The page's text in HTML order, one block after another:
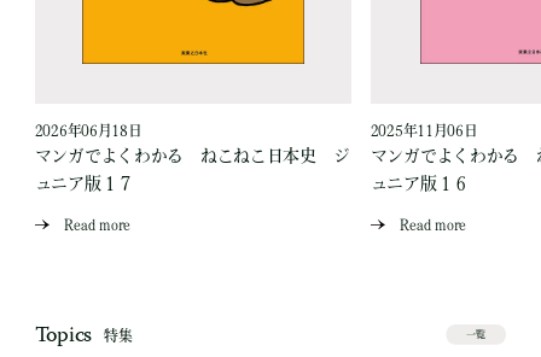
2026年06月18日
マンガでよくわかる ねこねこ日本史 ジ
ュニア版１７
Read more
2025年11月06日
マンガでよくわかる
ュニア版１６
Read more
Topics 特集 一覧